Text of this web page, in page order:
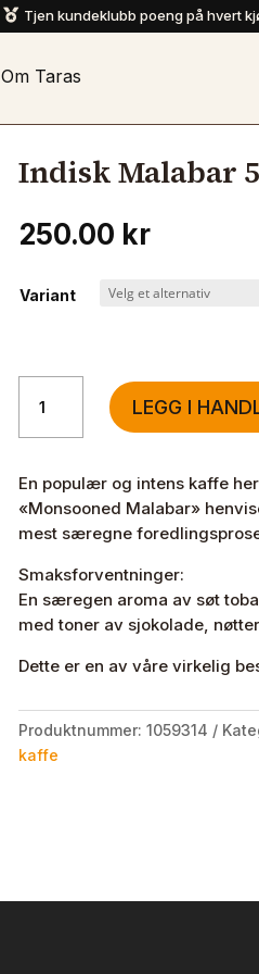
 Tjen kundeklubb poeng på hvert
Om Taras
Indisk Malabar
250.00 kr
Variant
Malabar
500
antall
LEGG I
En populær og intens kaffe
«Monsooned Malabar»
mest særegne
Smaksforventninger:
En særegen aroma av søt
med toner av sjokolade,
Dette er en av våre virkelig
Produktnummer: 1059314
kaffe